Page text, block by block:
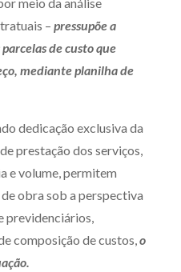
– pressupõe a
de custo que
mediante planilha de
dedicação exclusiva da
prestação dos serviços,
e volume, permitem
obra sob a perspectiva
previdenciários,
composição de custos, o